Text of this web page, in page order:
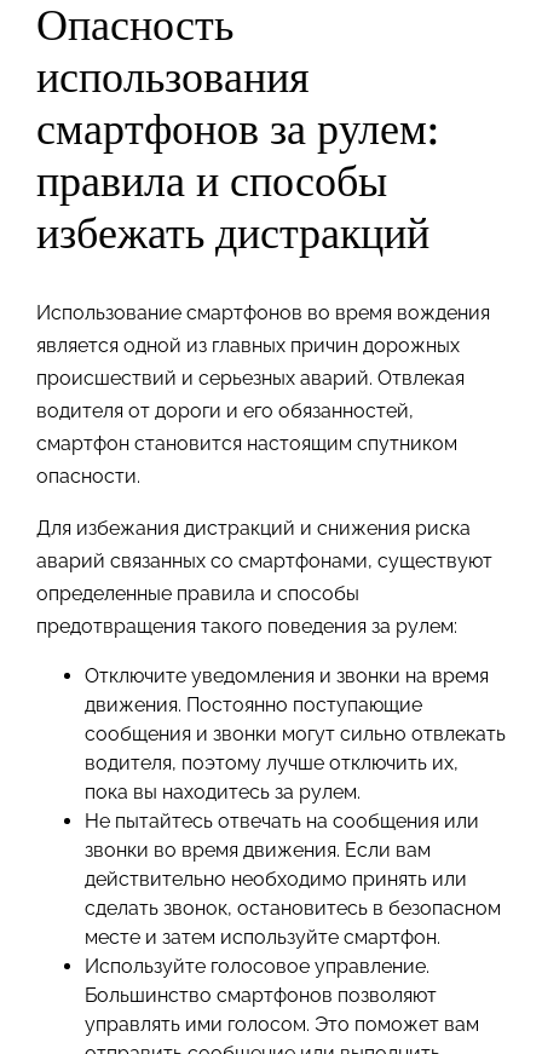
Опасность
использования
смартфонов за рулем:
правила и способы
избежать дистракций
Использование смартфонов во время вождения
является одной из главных причин дорожных
происшествий и серьезных аварий. Отвлекая
водителя от дороги и его обязанностей,
смартфон становится настоящим спутником
опасности.
Для избежания дистракций и снижения риска
аварий связанных со смартфонами, существуют
определенные правила и способы
предотвращения такого поведения за рулем:
Отключите уведомления и звонки на время
движения. Постоянно поступающие
сообщения и звонки могут сильно отвлекать
водителя, поэтому лучше отключить их,
пока вы находитесь за рулем.
Не пытайтесь отвечать на сообщения или
звонки во время движения. Если вам
действительно необходимо принять или
сделать звонок, остановитесь в безопасном
месте и затем используйте смартфон.
Используйте голосовое управление.
Большинство смартфонов позволяют
управлять ими голосом. Это поможет вам